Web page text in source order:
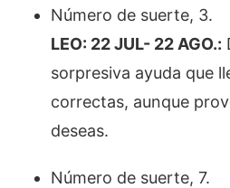
Número de suerte, 3.
LEO: 22 JUL- 22 AGO.:
sorpresiva ayuda que
correctas, aunque
deseas.
Número de suerte, 7.